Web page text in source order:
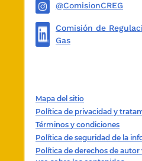
-- Planta Galapa -
-- Planta Mamonal –
Móbil).
-- Planta Magangué -
Terpel S. A.).
-- Planta Mamonal –
(Organización Terpel S.
@ComisionCREG
Comisión de
Gas
Mapa del sitio
Política de privacidad y
Términos y condiciones
Política de seguridad de la
Política de derechos de